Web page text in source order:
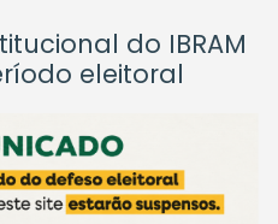
do IBRAM
eleitoral